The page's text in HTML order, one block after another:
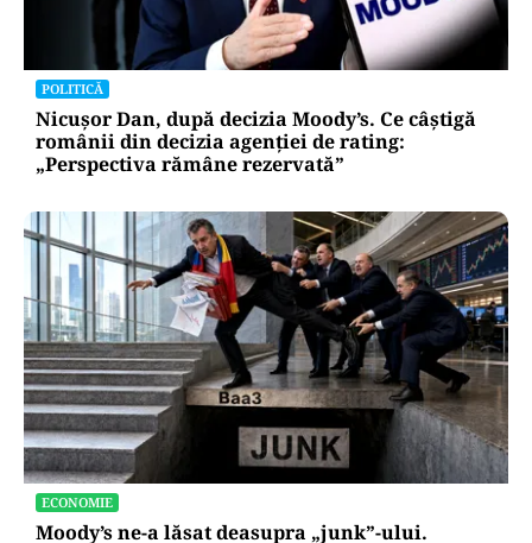
POLITICĂ
Nicușor Dan, după decizia Moody’s. Ce câștigă
românii din decizia agenției de rating:
„Perspectiva rămâne rezervată”
ECONOMIE
Moody’s ne-a lăsat deasupra „junk”-ului.